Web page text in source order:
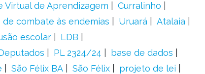
Virtual de Aprendizagem
Curralinho
de combate às endemias Uruará
Atalaia
escolar
LDB
PL 2324/24
base de dados
São Félix BA São Félix
projeto de lei